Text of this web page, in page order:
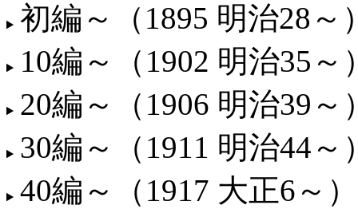
初編～（1895 明治28～
10編～（1902 明治35～
20編～（1906 明治39～
30編～（1911 明治44～
40編～（1917 大正6～）